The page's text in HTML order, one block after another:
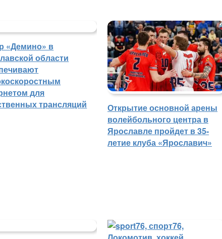
«Демино» в
области
для
трансляций
Открытие основной арены
волейбольного центра в
Ярославле пройдет в 35-
летие клуба «Ярославич»